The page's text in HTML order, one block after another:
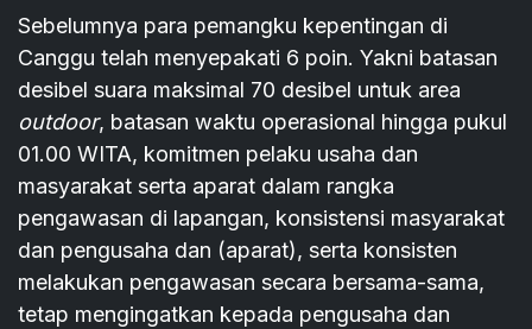
Sebelumnya para pemangku kepentingan di
Canggu telah menyepakati 6 poin. Yakni batasan
desibel suara maksimal 70 desibel untuk area
outdoor, batasan waktu operasional hingga pukul
01.00 WITA, komitmen pelaku usaha dan
masyarakat serta aparat dalam rangka
pengawasan di lapangan, konsistensi masyarakat
dan pengusaha dan (aparat), serta konsisten
melakukan pengawasan secara bersama-sama,
tetap mengingatkan kepada pengusaha dan